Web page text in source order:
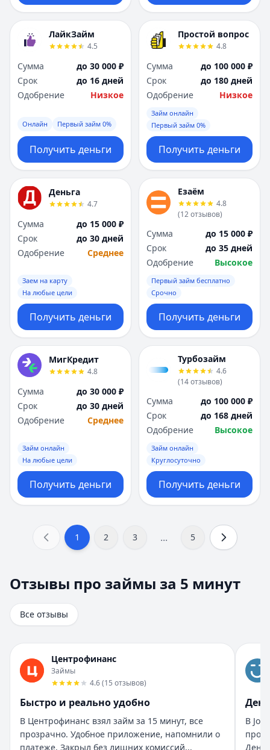
ЛайкЗайм
4.5
Сумма
до 30 000 ₽
Срок
до 16 дней
Одобрение
Низкое
Онлайн Первый займ 0%
Получить деньги
Простой вопрос
4.8
Сумма
до 100 000 ₽
Срок
до 180 дней
Одобрение
Низкое
Займ онлайн
Первый займ 0%
Получить деньги
Деньга
4.7
Сумма
до 15 000 ₽
Срок
до 30 дней
Одобрение
Среднее
Заем на карту
На любые цели
Получить деньги
Езаём
4.8
(12отзывов)
Сумма
до 15 000 ₽
Срок
до 35 дней
Одобрение
Высокое
Первый займ бесплатно
Срочно
Получить деньги
МигКредит
4.8
Сумма
до 30 000 ₽
Срок
до 30 дней
Одобрение
Среднее
Займ онлайн
На любые цели
Получить деньги
Турбозайм
4.6
(14отзывов)
Сумма
до 100 000 ₽
Срок
до 168 дней
Одобрение
Высокое
Займ онлайн
Круглосуточно
Получить деньги
1 2 3 ... 5
Всего отзывов на странице:8.
Быстро получил и доволен
Рейтинг:5
Город:Екатеринбург
Дата:28 октября 2025 г.
Взял займ в Турбозайм впервые. Одобрили быстро,
Помогли быстро и без нервов
Рейтинг:5
Организация:Бюджет
Город:Санкт-Петербург
Дата:28 октября 2025 г.
Отзывы про займы за 5 минут
Все отзывы
Центрофинанс
Займы
4.6(15 отзывов)
Быстро и реально удобно
В Центрофинанс взял займ за 15 минут, все
прозрачно. Удобное приложение, напомнили о
платеже. Закрыл без лишних комиссий...
В